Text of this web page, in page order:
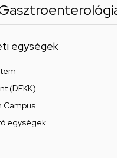
egységek
(DEKK)
Campus
egységek